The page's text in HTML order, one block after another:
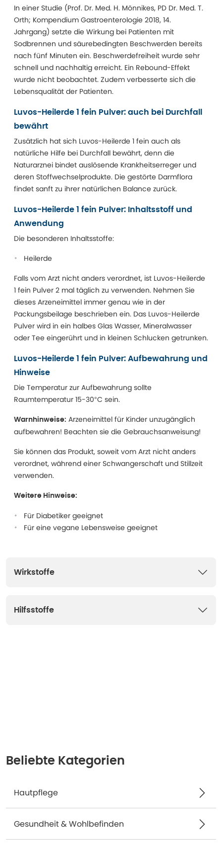
In einer Studie (Prof. Dr. Med. H. Mönnikes, PD Dr. Med. T.
Orth; Kompendium Gastroenterologie 2018, 14.
Jahrgang) setzte die Wirkung bei Patienten mit
Sodbrennen und säurebedingten Beschwerden bereits
nach fünf Minuten ein. Beschwerdefreiheit wurde sehr
schnell und nachhaltig erreicht. Ein Rebound-Effekt
wurde nicht beobachtet. Zudem verbesserte sich die
Lebensqualität der Patienten.
Luvos-Heilerde 1 fein Pulver: auch bei Durchfall
bewährt
Zusätzlich hat sich Luvos-Heilerde 1 fein auch als
natürliche Hilfe bei Durchfall bewährt, denn die
Naturarznei bindet auslösende Krankheitserreger und
deren Stoffwechselprodukte. Die gestörte Darmflora
findet sanft zu ihrer natürlichen Balance zurück.
Luvos-Heilerde 1 fein Pulver: Inhaltsstoff und
Anwendung
Die besonderen Inhaltsstoffe:
Heilerde
Falls vom Arzt nicht anders verordnet, ist Luvos-Heilerde
1 fein Pulver 2 mal täglich zu verwenden. Nehmen Sie
dieses Arzeneimittel immer genau wie in der
Packungsbeilage beschrieben ein. Das Luvos-Heilerde
Pulver wird in ein halbes Glas Wasser, Mineralwasser
oder Tee eingerührt und in kleinen Schlucken getrunken.
Luvos-Heilerde 1 fein Pulver: Aufbewahrung und
Hinweise
Die Temperatur zur Aufbewahrung sollte
Raumtemperatur 15-30°C sein.
Warnhinweise: Arzeneimittel für Kinder unzugänglich
aufbewahren! Beachten sie die Gebrauchsanweisung!
Sie können das Produkt, soweit vom Arzt nicht anders
verordnet, während einer Schwangerschaft und Stillzeit
verwenden.
Weitere Hinweise:
Für Diabetiker geeignet
Für eine vegane Lebensweise geeignet
Wirkstoffe
Hilfsstoffe
Beliebte Kategorien
Hautpflege
Gesundheit & Wohlbefinden